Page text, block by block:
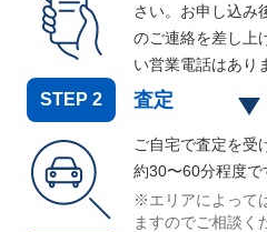
さい。お申し込み
のご連絡を差し上
い営業電話はあり
STEP 2 査定
ご自宅で査定を受
約30〜60分程度で
※エリアによって
ますのでご相談く